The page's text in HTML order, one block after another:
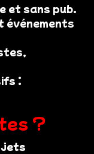
et sans pub.
événements
:
?